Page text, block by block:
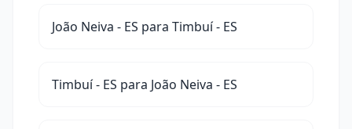
João Neiva - ES para Timbuí - ES
Timbuí - ES para João Neiva - ES